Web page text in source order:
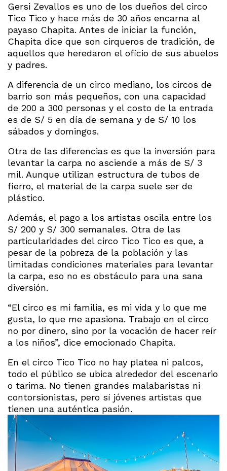
Gersi Zevallos es uno de los dueños del circo
Tico Tico y hace más de 30 años encarna al
payaso Chapita. Antes de iniciar la función,
Chapita dice que son cirqueros de tradición, de
aquellos que heredaron el oficio de sus abuelos
y padres.
A diferencia de un circo mediano, los circos de
barrio son más pequeños, con una capacidad
de 200 a 300 personas y el costo de la entrada
es de S/ 5 en día de semana y de S/ 10 los
sábados y domingos.
Otra de las diferencias es que la inversión para
levantar la carpa no asciende a más de S/ 3
mil. Aunque utilizan estructura de tubos de
fierro, el material de la carpa suele ser de
plástico.
Además, el pago a los artistas oscila entre los
S/ 200 y S/ 300 semanales. Otra de las
particularidades del circo Tico Tico es que, a
pesar de la pobreza de la población y las
limitadas condiciones materiales para levantar
la carpa, eso no es obstáculo para una sana
diversión.
“El circo es mi familia, es mi vida y lo que me
gusta, lo que me apasiona. Trabajo en el circo
no por dinero, sino por la vocación de hacer reír
a los niños”, dice emocionado Chapita.
En el circo Tico Tico no hay platea ni palcos,
todo el público se ubica alrededor del escenario
o tarima. No tienen grandes malabaristas ni
contorsionistas, pero sí jóvenes artistas que
tienen una auténtica pasión.